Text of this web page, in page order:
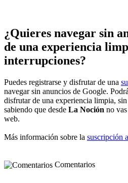
¿Quieres navegar sin
de una experiencia
interrupciones?
Puedes registrarse y disfrutar de una
navegar sin anuncios de Google.
disfrutar de una experiencia limpia,
sabiendo que desde La Noción no
web.
Más información sobre la suscripción
Comentarios